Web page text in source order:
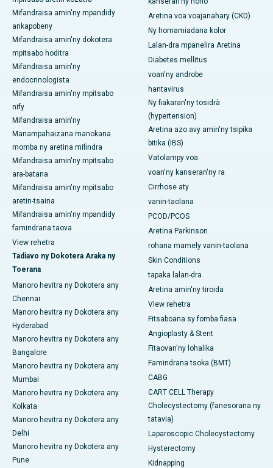
Mifandraisa amin'ny mpandidy
ankapobeny
Mifandraisa amin'ny dokotera
mpitsabo hoditra
Mifandraisa amin'ny
endocrinologista
Mifandraisa amin'ny mpitsabo
nify
Mifandraisa amin'ny
Manampahaizana manokana
momba ny aretina mifindra
Mifandraisa amin'ny mpitsabo
ara-batana
Mifandraisa amin'ny mpitsabo
aretin-tsaina
Mifandraisa amin'ny mpandidy
famindrana taova
View rehetra
Tadiavo ny Dokotera Araka ny
Toerana
Manoro hevitra ny Dokotera any
Chennai
Manoro hevitra ny Dokotera any
Hyderabad
Manoro hevitra ny Dokotera any
Bangalore
Manoro hevitra ny Dokotera any
Mumbai
Manoro hevitra ny Dokotera any
Kolkata
Manoro hevitra ny Dokotera any
Delhi
Manoro hevitra ny Dokotera any
Pune
Aretina voa voajanahary (CKD)
Ny homamiadana kolor
Lalan-dra mpanelira Aretina
Diabetes mellitus
voan'ny androbe
hantavirus
Ny fiakaran'ny tosidrà
(hypertension)
Aretina azo avy amin'ny tsipika
bitika (IBS)
Vatolampy voa
voan'ny kanseran'ny ra
Cirrhose aty
vanin-taolana
PCOD/PCOS
Aretina Parkinson
rohana mamely vanin-taolana
Skin Conditions
tapaka lalan-dra
Aretina amin'ny tiroida
View rehetra
Fitsaboana sy fomba fiasa
Angioplasty & Stent
Fitaovan'ny lohalika
Famindrana tsoka (BMT)
CABG
CART CELL Therapy
Cholecystectomy (fanesorana ny
tatavia)
Laparoscopic Cholecystectomy
Hysterectomy
Kidnapping